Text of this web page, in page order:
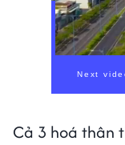
Cả 3 hoá thân